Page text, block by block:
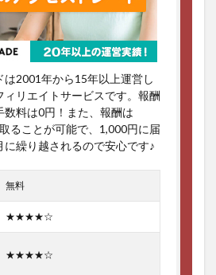
は2001年から15年以上運営し
ィリエイトサービスです。報酬
数料は0円！また、報酬は
ることが可能で、1,000円に届
に繰り越されるので安心です♪
無料
★★★★☆
★★★★☆